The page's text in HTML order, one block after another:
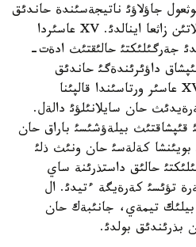
جاؤلاؤئ ناتيجةسئندة حاندئق
بيلئك اكةدةن بالاعا قالدئرئلاتئن زاثعا اينالدئ. XV عاسئردا
جةرگئلئكتئ حالئقتئث ادةت-
داؤئرئندةگئ حاندئق
بيلئكتئث مذراگةرلئك جولئ XV عاسئر ورتاسئندا قالپئنا
حان سايلانئلؤئ دالةل.
قئپشاقتئث بيلةؤشئسئ باراق حان
بويئنشا كةلةسئ حان ونئث ذلئ
حالئق داستذرئنة ساي
تؤئسئ كةرةيگة ءتيدئ. ال
تيمةي، جانئبةك حان
بولدئ.